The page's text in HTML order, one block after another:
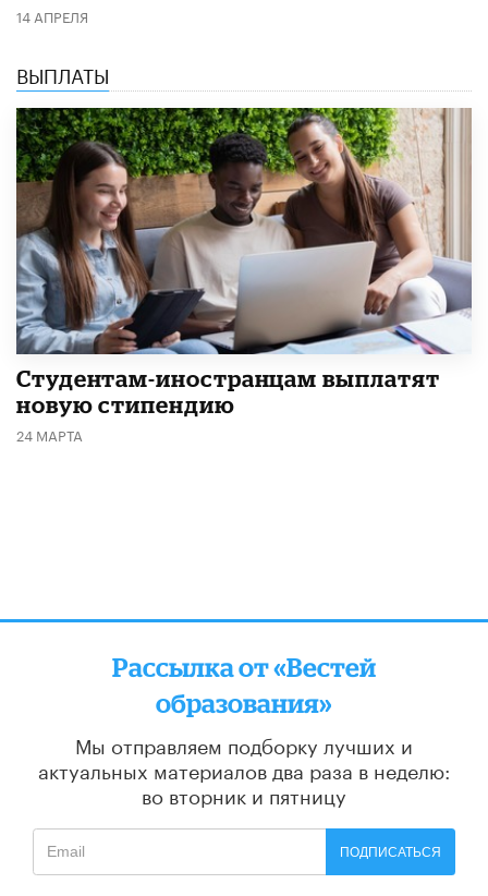
14 АПРЕЛЯ
ВЫПЛАТЫ
Студентам-иностранцам выплатят
новую стипендию
24 МАРТА
Рассылка от «Вестей
образования»
Мы отправляем подборку лучших и
актуальных материалов два раза в неделю:
во вторник и пятницу
ПОДПИСАТЬСЯ